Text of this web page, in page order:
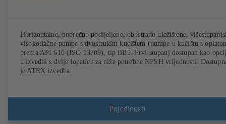
Horizontalne, poprečno podijeljene, obostrano uležištene,
visokotlačne pumpe s dvostrukim kućištem (pumpe u kućištu s
prema API 610 (ISO 13709), tip BB5. Prvi stupanj dostupan kao
u izvedbi s dvije lopatice za niže potrebne NPSH vrijednosti.
je ATEX izvedba.
Pojedinosti